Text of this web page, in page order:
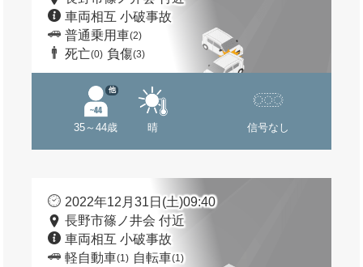
車両相互 小破事故
普通乗用車(2)
死亡(0) 負傷(3)
35～44歳
他
晴 信号なし
2022年12月31日(土)09:40
長野市篠ノ井会 付近
車両相互 小破事故
軽自動車(1) 自転車(1)